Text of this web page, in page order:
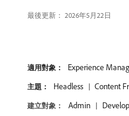
最後更新： 2026年5月22日
適用對象： Experience
主題： Headless Content
建立對象： Admin